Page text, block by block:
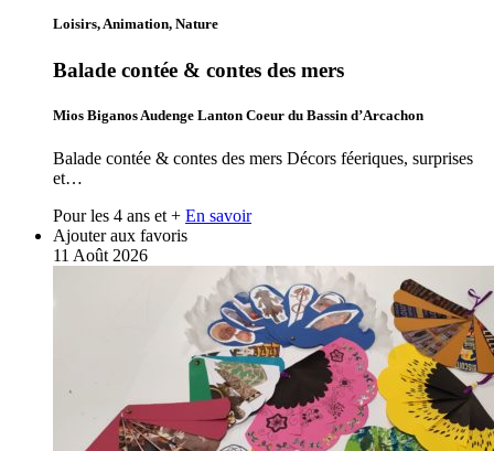
Loisirs, Animation, Nature
Balade contée & contes des mers
Mios Biganos Audenge Lanton Coeur du Bassin d’Arcachon
Balade contée & contes des mers Décors féeriques, surprises
et…
Pour les 4 ans et + En savoir
Ajouter aux favoris
11 Août 2026